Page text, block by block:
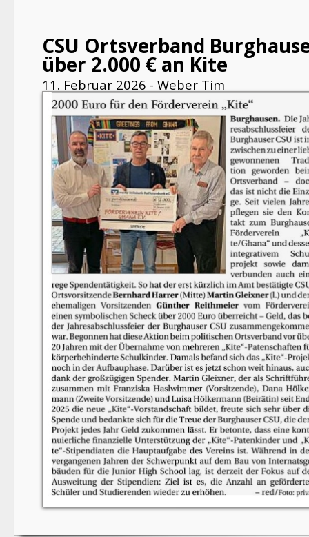
CSU Ortsverband
über 2.000 € an Kite
11. Februar 2026 - Weber Tim